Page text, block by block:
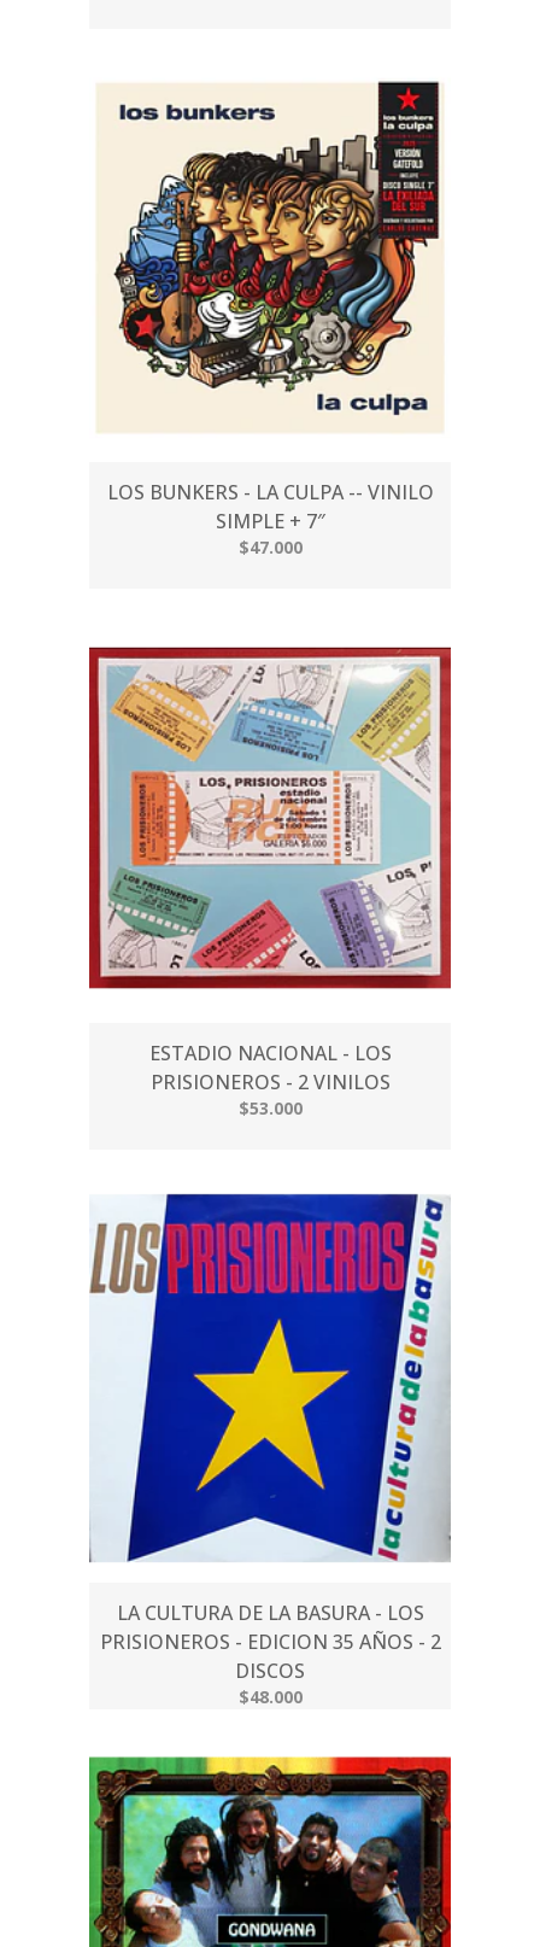
LOS BUNKERS - LA CULPA -- VINILO
SIMPLE + 7″
$47.000
ESTADIO NACIONAL - LOS
PRISIONEROS - 2 VINILOS
$53.000
LA CULTURA DE LA BASURA - LOS
PRISIONEROS - EDICION 35 AÑOS - 2
DISCOS
$48.000